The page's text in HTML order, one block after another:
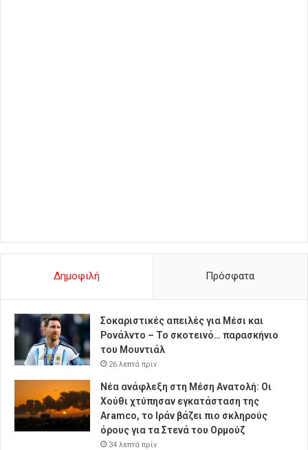
Δημοφιλή Πρόσφατα
Σοκαριστικές απειλές για Μέσι και
Ρονάλντο – Το σκοτεινό… παρασκήνιο
του Μουντιάλ
26 λεπτά πρίν
Νέα ανάφλεξη στη Μέση Ανατολή: Οι
Χούθι χτύπησαν εγκατάσταση της
Aramco, το Ιράν βάζει πιο σκληρούς
όρους για τα Στενά του Ορμούζ
34 λεπτά πρίν